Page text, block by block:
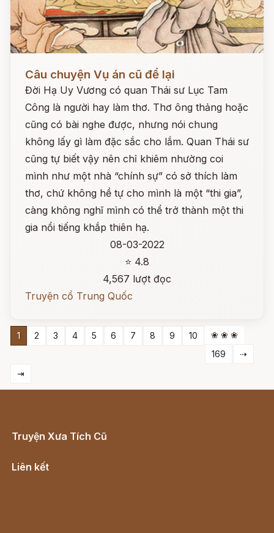
Câu chuyện Vụ án cũ để lại
Đời Hạ Uy Vương có quan Thái sư Lục Tam
Công là người hay làm thơ. Thơ ông thảng hoặc
cũng có bài nghe được, nhưng nói chung
không lấy gì làm đặc sắc cho lắm. Quan Thái sư
cũng tự biết vậy nên chỉ khiêm nhường coi
mình như một nhà “chính sự” có sở thích làm
thơ, chứ không hề tự cho mình là một “thi gia”,
càng không nghĩ mình có thể trở thành một thi
gia nổi tiếng khắp thiên hạ.
08-03-2022
⭐ 4.8
4,567 lượt đọc
Truyện cổ Trung Quốc
1 2 3 4 5 6 7 8 9 10
❀ ❀ ❀
169
⇢
⇥
Truyện Xưa Tích Cũ
Liên kết